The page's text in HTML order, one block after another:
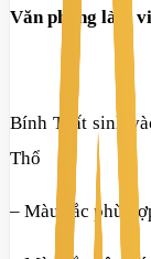
Văn phòng làm
Bính Tuất sinh
Thổ
– Màu sắc phù